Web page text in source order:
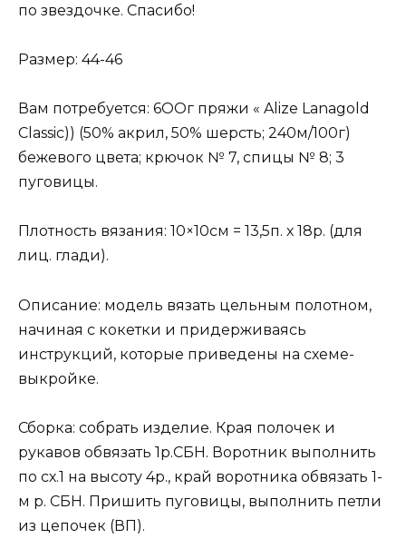
по звездочке. Спасибо!
Размер: 44-46
Вам потребуется: 6ООг пряжи « Alize Lanagold
Classic)) (50% акрил, 50% шерсть; 240м/100г)
бежевого цвета; крючок № 7, спицы № 8; 3
пуговицы.
Плотность вязания: 10×10см = 13,5п. х 18р. (для
лиц. глади).
Описание: модель вязать цельным полотном,
начиная с кокетки и придерживаясь
инструкций, которые приведены на схеме-
выкройке.
Сборка: собрать изделие. Края полочек и
рукавов обвязать 1р.СБН. Воротник выполнить
по сх.1 на высоту 4р., край воротника обвязать 1-
м р. СБН. Пришить пуговицы, выполнить петли
из цепочек (ВП).